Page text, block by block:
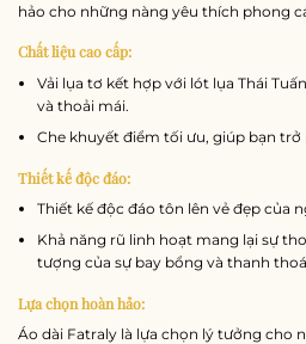
hảo cho những nàng yêu thích phong
Chất liệu cao cấp:
Vải lụa tơ kết hợp với lót lụa Thái
và thoải mái.
Che khuyết điểm tối ưu, giúp bạn trở
Thiết kế độc đáo:
Thiết kế độc đáo tôn lên vẻ đẹp của
Khả năng rũ linh hoạt mang lại sự
tượng của sự bay bổng và thanh
Lựa chọn hoàn hảo:
Áo dài Fatraly là lựa chọn lý tưởng cho